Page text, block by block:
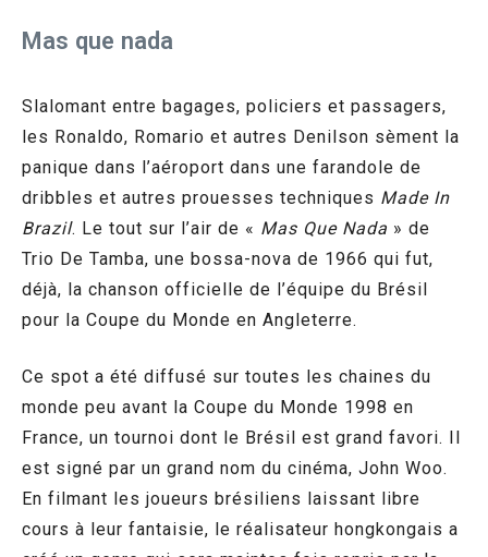
Mas que nada
Slalomant entre bagages, policiers et passagers,
les Ronaldo, Romario et autres Denilson sèment la
panique dans l’aéroport dans une farandole de
dribbles et autres prouesses techniques Made In
Brazil. Le tout sur l’air de « Mas Que Nada » de
Trio De Tamba, une bossa-nova de 1966 qui fut,
déjà, la chanson officielle de l’équipe du Brésil
pour la Coupe du Monde en Angleterre.
Ce spot a été diffusé sur toutes les chaines du
monde peu avant la Coupe du Monde 1998 en
France, un tournoi dont le Brésil est grand favori. Il
est signé par un grand nom du cinéma, John Woo.
En filmant les joueurs brésiliens laissant libre
cours à leur fantaisie, le réalisateur hongkongais a